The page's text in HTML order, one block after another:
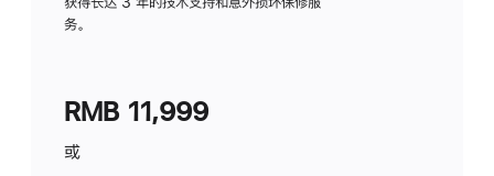
务。
RMB 11,999
或